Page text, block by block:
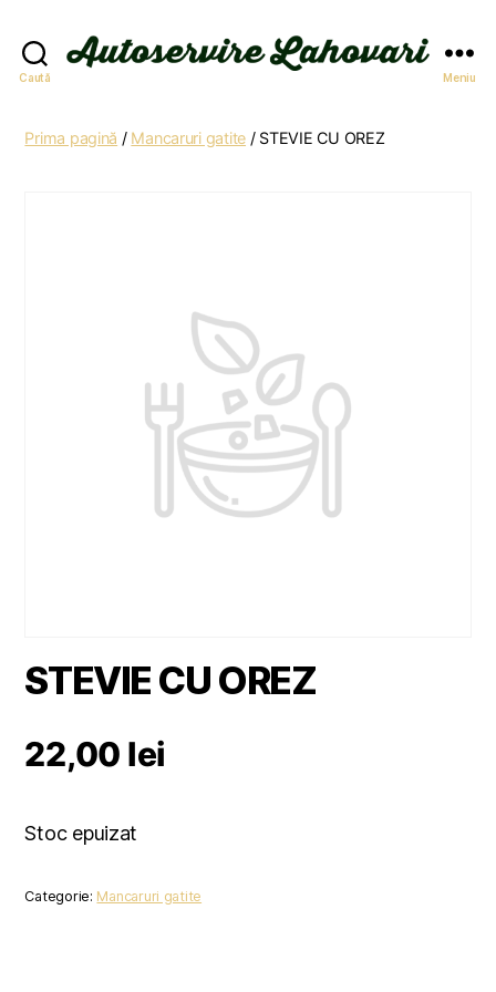
Caută Meniu
Prima pagină / Mancaruri gatite / STEVIE CU OREZ
STEVIE CU OREZ
22,00 lei
Stoc epuizat
Categorie: Mancaruri gatite